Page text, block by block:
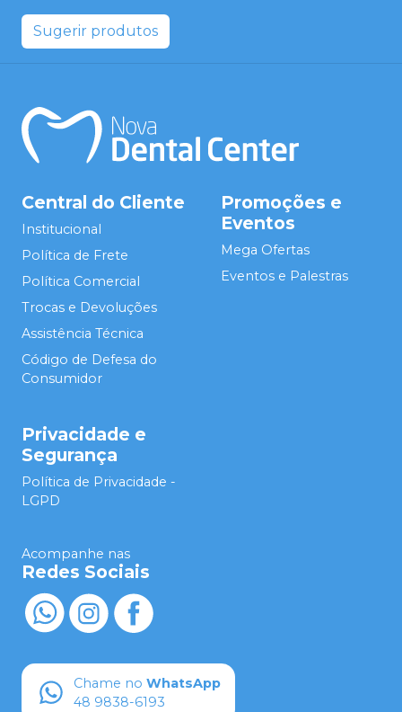
Sugerir produtos
Central do Cliente
Institucional
Política de Frete
Política Comercial
Trocas e Devoluções
Assistência Técnica
Código de Defesa do
Consumidor
Promoções e
Eventos
Mega Ofertas
Eventos e Palestras
Privacidade e
Segurança
Política de Privacidade -
LGPD
Acompanhe nas
Redes Sociais
Chame no WhatsApp
48 9838-6193